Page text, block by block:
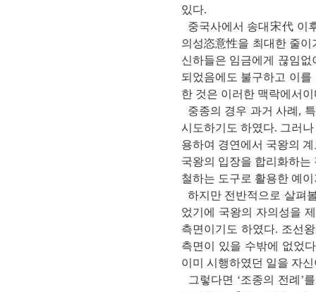
있다.
중국사에서 송대宋代 이
의성恣意性을 최대한 줄
신하들은 임금에게 끊임
되었음에도 불구하고 이
한 것은 이러한 맥락에서
중종의 경우 과거 사례,
시도하기도 하였다. 그러
용하여 경연에서 국왕의
국왕의 입장을 합리화하는
철하는 도구로 활용한 예
하지만 전반적으로 살펴
었기에 국왕의 자의성을
측면이기도 하였다. 조선
측면이 있을 수밖에 없었
이미 시행하였던 일을 자
그렇다면 ‘조종의 전례’